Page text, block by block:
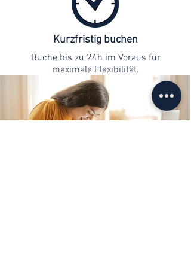
Kurzfristig buchen
Buche bis zu 24h im Voraus für
maximale Flexibilität.